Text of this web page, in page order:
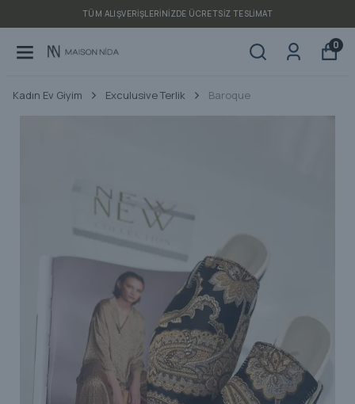
TÜM ALIŞVERIŞLERINIZDE ÜCRETSIZ TESLIMAT
0
Kadın Ev Giyim Exculusive Terlik Baroque